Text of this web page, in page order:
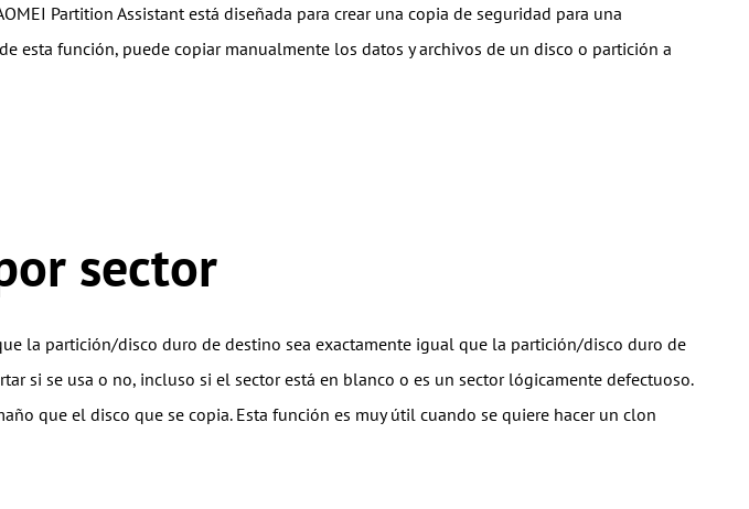
Partition Assistant está diseñada para crear una copia de seguridad para una
esta función, puede copiar manualmente los datos y archivos de un disco o partición a
sector
la partición/disco duro de destino sea exactamente igual que la partición/disco duro de
si se usa o no, incluso si el sector está en blanco o es un sector lógicamente defectuoso.
que el disco que se copia. Esta función es muy útil cuando se quiere hacer un clon